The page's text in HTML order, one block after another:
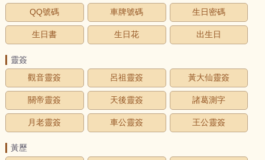
QQ號碼 車牌號碼 生日密碼
生日書 生日花 出生日
靈簽
觀音靈簽
呂祖靈簽 黃大仙靈簽
關帝靈簽 天後靈簽 諸葛測字
月老靈簽 車公靈簽 王公靈簽
黃歷